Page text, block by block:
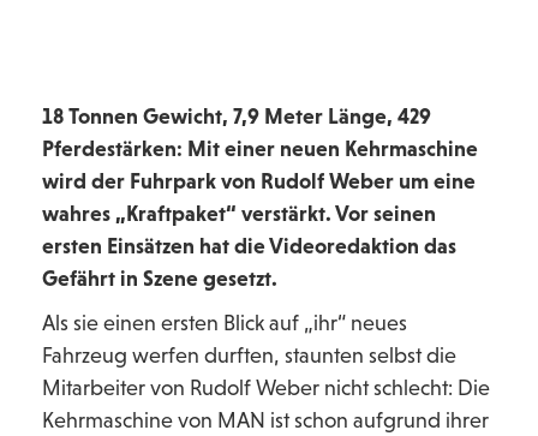
18 Tonnen Gewicht, 7,9 Meter Länge, 429
Pferdestärken: Mit einer neuen Kehrmaschine
wird der Fuhrpark von Rudolf Weber um eine
wahres „Kraftpaket“ verstärkt. Vor seinen
ersten Einsätzen hat die Videoredaktion das
Gefährt in Szene gesetzt.
Als sie einen ersten Blick auf „ihr“ neues
Fahrzeug werfen durften, staunten selbst die
Mitarbeiter von Rudolf Weber nicht schlecht: Die
Kehrmaschine von MAN ist schon aufgrund ihrer